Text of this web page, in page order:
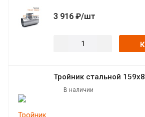
3 916 ₽/шт
Тройник стальной
В наличии